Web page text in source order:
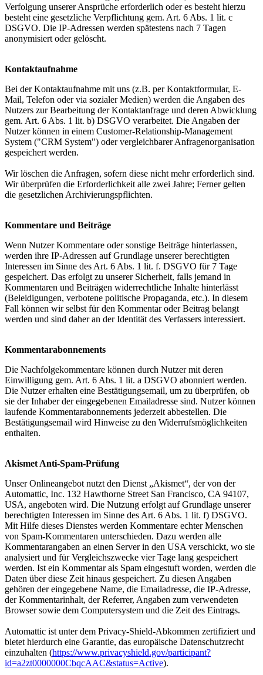
Verfolgung unserer Ansprüche erforderlich oder es besteht hierzu
besteht eine gesetzliche Verpflichtung gem. Art. 6 Abs. 1 lit. c
DSGVO. Die IP-Adressen werden spätestens nach 7 Tagen
anonymisiert oder gelöscht.
Kontaktaufnahme
Bei der Kontaktaufnahme mit uns (z.B. per Kontaktformular, E-
Mail, Telefon oder via sozialer Medien) werden die Angaben des
Nutzers zur Bearbeitung der Kontaktanfrage und deren Abwicklung
gem. Art. 6 Abs. 1 lit. b) DSGVO verarbeitet. Die Angaben der
Nutzer können in einem Customer-Relationship-Management
System ("CRM System") oder vergleichbarer Anfragenorganisation
gespeichert werden.
Wir löschen die Anfragen, sofern diese nicht mehr erforderlich sind.
Wir überprüfen die Erforderlichkeit alle zwei Jahre; Ferner gelten
die gesetzlichen Archivierungspflichten.
Kommentare und Beiträge
Wenn Nutzer Kommentare oder sonstige Beiträge hinterlassen,
werden ihre IP-Adressen auf Grundlage unserer berechtigten
Interessen im Sinne des Art. 6 Abs. 1 lit. f. DSGVO für 7 Tage
gespeichert. Das erfolgt zu unserer Sicherheit, falls jemand in
Kommentaren und Beiträgen widerrechtliche Inhalte hinterlässt
(Beleidigungen, verbotene politische Propaganda, etc.). In diesem
Fall können wir selbst für den Kommentar oder Beitrag belangt
werden und sind daher an der Identität des Verfassers interessiert.
Kommentarabonnements
Die Nachfolgekommentare können durch Nutzer mit deren
Einwilligung gem. Art. 6 Abs. 1 lit. a DSGVO abonniert werden.
Die Nutzer erhalten eine Bestätigungsemail, um zu überprüfen, ob
sie der Inhaber der eingegebenen Emailadresse sind. Nutzer können
laufende Kommentarabonnements jederzeit abbestellen. Die
Bestätigungsemail wird Hinweise zu den Widerrufsmöglichkeiten
enthalten.
Akismet Anti-Spam-Prüfung
Unser Onlineangebot nutzt den Dienst „Akismet“, der von der
Automattic, Inc. 132 Hawthorne Street San Francisco, CA 94107,
USA, angeboten wird. Die Nutzung erfolgt auf Grundlage unserer
berechtigten Interessen im Sinne des Art. 6 Abs. 1 lit. f) DSGVO.
Mit Hilfe dieses Dienstes werden Kommentare echter Menschen
von Spam-Kommentaren unterschieden. Dazu werden alle
Kommentarangaben an einen Server in den USA verschickt, wo sie
analysiert und für Vergleichszwecke vier Tage lang gespeichert
werden. Ist ein Kommentar als Spam eingestuft worden, werden die
Daten über diese Zeit hinaus gespeichert. Zu diesen Angaben
gehören der eingegebene Name, die Emailadresse, die IP-Adresse,
der Kommentarinhalt, der Referrer, Angaben zum verwendeten
Browser sowie dem Computersystem und die Zeit des Eintrags.
Automattic ist unter dem Privacy-Shield-Abkommen zertifiziert und
bietet hierdurch eine Garantie, das europäische Datenschutzrecht
einzuhalten (https://www.privacyshield.gov/participant?
id=a2zt0000000CbqcAAC&status=Active).